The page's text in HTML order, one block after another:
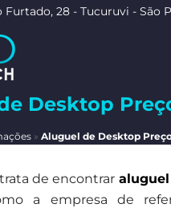
Furtado, 28 - Tucuruvi - São
Desktop
» Aluguel de Desktop
de encontrar
a empresa de